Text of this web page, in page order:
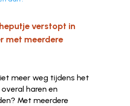
verstopt in
met meerdere
meer weg tijdens het
haren en
Met meerdere